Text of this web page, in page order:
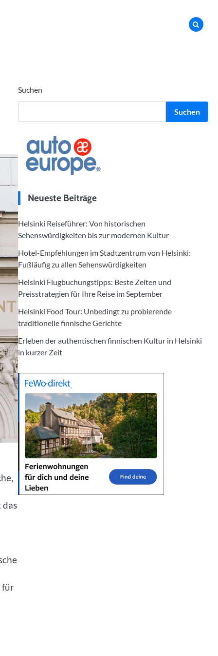
das
für
Suchen
Suchen
Neueste Beiträge
Helsinki Reiseführer: Von historischen
Sehenswürdigkeiten bis zur modernen Kultur
Hotel-Empfehlungen im Stadtzentrum von Helsinki:
Fußläufig zu allen Sehenswürdigkeiten
Helsinki Flugbuchungstipps: Beste Zeiten und
Preisstrategien für Ihre Reise im September
Helsinki Food Tour: Unbedingt zu probierende
traditionelle finnische Gerichte
Erleben der authentischen finnischen Kultur in Helsinki
in kurzer Zeit